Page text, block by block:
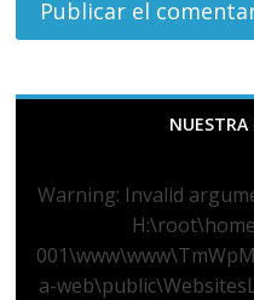
NUESTRA
Warning: Invalid
a-